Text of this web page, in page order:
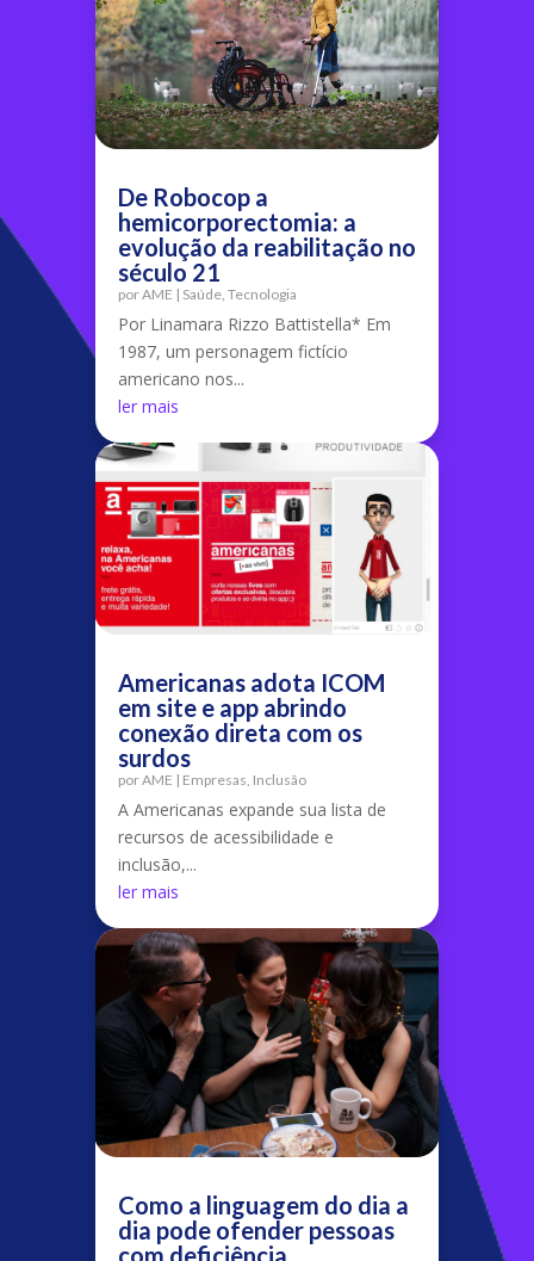
De Robocop a
hemicorporectomia: a
evolução da reabilitação no
século 21
porAME | Saúde, Tecnologia
Por Linamara Rizzo Battistella* Em
1987, um personagem fictício
americano nos...
ler mais
Americanas adota ICOM
em site e app abrindo
conexão direta com os
surdos
porAME | Empresas Inclusão
A Americanas expande sua lista de
recursos de acessibilidade e
inclusão,...
ler mais
Como a linguagem do dia a
dia pode ofender pessoas